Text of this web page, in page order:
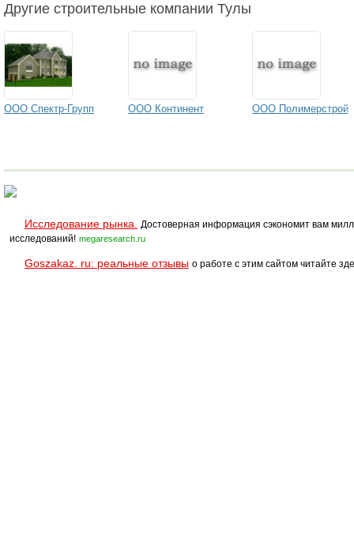
Другие строительные компании Тулы
ООО Спектр-Групп ООО Континент ООО Полимерстрой
Исследование рынка.
Достоверная информация сэкономит вам
исследований! megaresearch.ru
Goszakaz. ru: реальные отзывы о работе с этим сайтом читайте